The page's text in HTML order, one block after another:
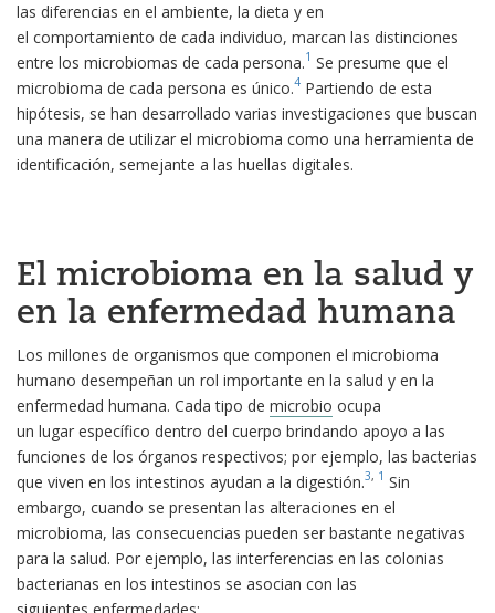
las diferencias en el ambiente, la dieta y en
el comportamiento de cada individuo, marcan las distinciones
entre los microbiomas de cada persona.1 Se presume que el
microbioma de cada persona es único.4 Partiendo de esta
hipótesis, se han desarrollado varias investigaciones que buscan
una manera de utilizar el microbioma como una herramienta de
identificación, semejante a las huellas digitales.
El microbioma en la salud y
en la enfermedad humana
Los millones de organismos que componen el microbioma
humano desempeñan un rol importante en la salud y en la
enfermedad humana. Cada tipo de microbio ocupa
un lugar específico dentro del cuerpo brindando apoyo a las
funciones de los órganos respectivos; por ejemplo, las bacterias
que viven en los intestinos ayudan a la digestión.3, 1 Sin
embargo, cuando se presentan las alteraciones en el
microbioma, las consecuencias pueden ser bastante negativas
para la salud. Por ejemplo, las interferencias en las colonias
bacterianas en los intestinos se asocian con las